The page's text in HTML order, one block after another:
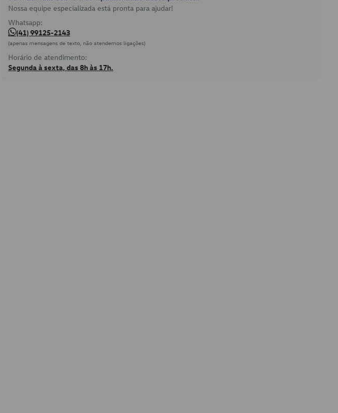
Nossa equipe especializada está pronta para ajudar!
Whatsapp:
(41) 99125-2143
(apenas mensagens de texto, não atendemos ligações)
Horário de atendimento:
Segunda à sexta, das 8h às 17h.